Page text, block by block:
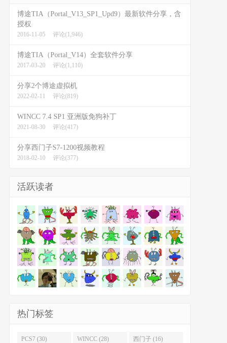
博途TIA（Portal_V13_SP1_Upd9）最新软件分享，含
授权
2016-11-05 评论(1,946)
博途TIA（Portal_V14）全套软件分享
2017-03-20 评论(1,110)
分享2个博途虚拟机
2022-02-11 评论(819)
WINCC 7.4 SP1 亚洲版免狗补丁
2021-08-30 评论(417)
分享西门子S7-1200视频教程
2018-02-10 评论(377)
活跃读者
热门标签
PCS7 (30) WINCC (28) 西门子 (16)